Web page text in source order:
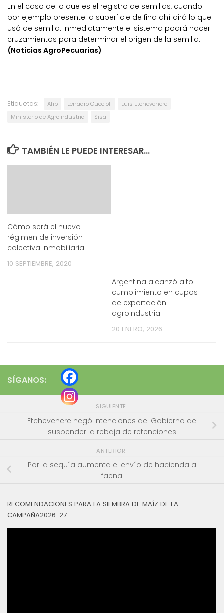
En el caso de lo que es el registro de semillas, cuando
por ejemplo presente la superficie de fina ahí dirá lo que
usó de semilla. Inmediatamente el sistema podrá hacer
cruzamientos para determinar el origen de la semilla.
(Noticias AgroPecuarias)
Etiquetas: Afip Lenadro Cuccioli
Luis Etchevehere
Ministerio de Agroindustria
Sisa
TAMBIÉN LE PUEDE INTERESAR...
Cómo será el nuevo
régimen de inversión
colectiva inmobiliaria
10 SEPTIEMBRE, 2020
Argentina alcanzó alto
cumplimiento en cupos
de exportación
agroindustrial
20 ENERO, 2026
SÍGANOS:
SIGUIENTE
Etchevehere negó intenciones del Gobierno de
suspender la rebaja de retenciones
ANTERIOR
Por la sequía aumenta el envío de hacienda a
faena
RECOMENDACIONES PARA LA SIEMBRA DE MAÍZ DE LA
CAMPAÑA2026-27